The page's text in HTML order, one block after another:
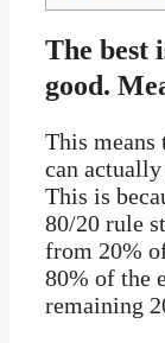
The best
good.
This means
can actually
This is
80/20 rule
from 20%
80% of the
remaining